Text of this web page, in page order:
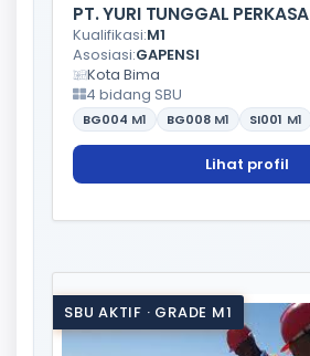
PT. YURI TUNGGAL PERKASA
Kualifikasi:M1
Asosiasi:GAPENSI
Kota Bima
4 bidang SBU
BG004 M1 BG008 M1 SI001 M1
Lihat profil
SBU AKTIF · GRADE M1